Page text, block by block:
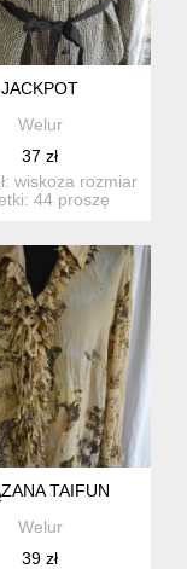
46
JACKPOT
Welur
37 zł
wiskoza rozmiar
44 proszę
TAIFUN
Welur
39 zł